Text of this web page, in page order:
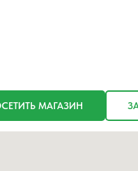
МАГАЗИН